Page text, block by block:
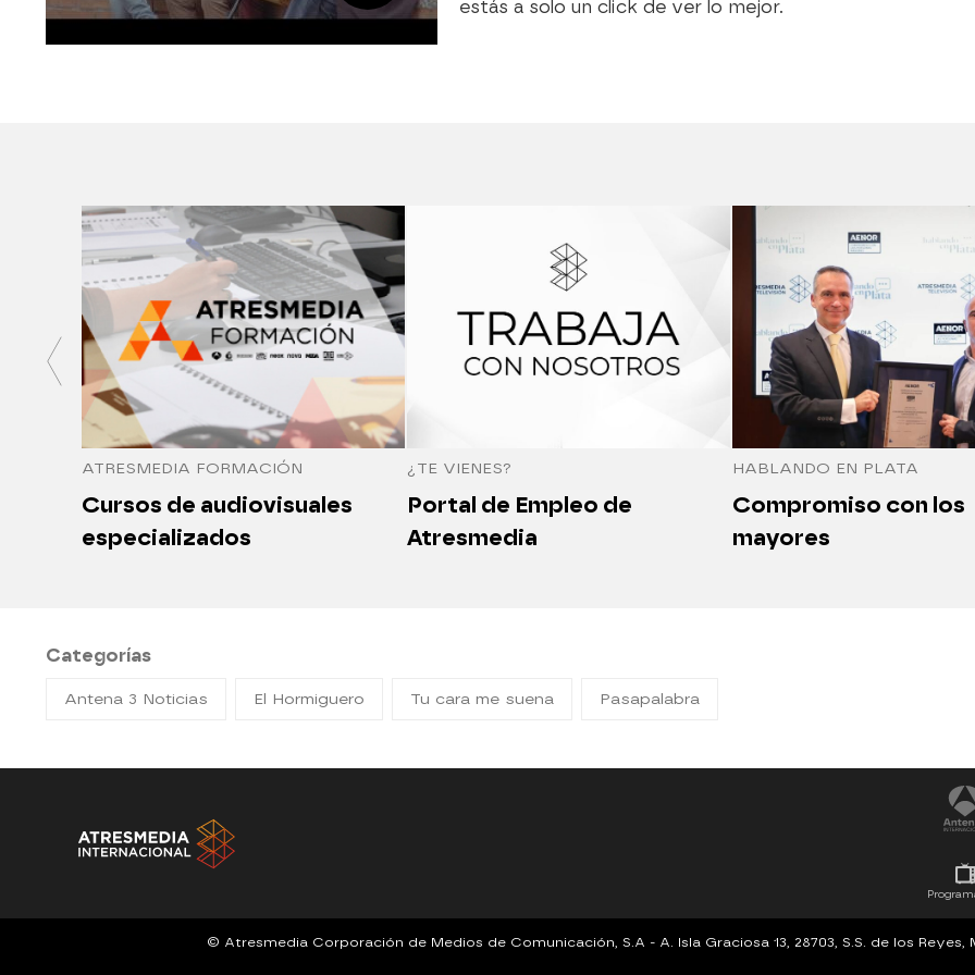
estás a solo un click de ver lo mejor.
ATRESMEDIA FORMACIÓN
Cursos de audiovisuales
especializados
¿TE VIENES?
Portal de Empleo de
Atresmedia
HABLANDO EN PLATA
Compromiso con los
mayores
Categorías
Antena 3 Noticias El Hormiguero Tu cara me suena Pasapalabra
© Atresmedia Corporación de Medios de Comunicación, S.A - A. Isla Graciosa 13, 28703, S.S. de los